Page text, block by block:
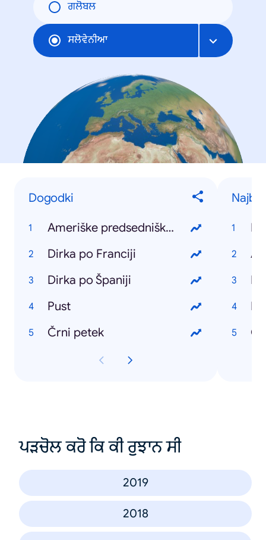
ਗਲੋਬਲ
ਸਲੋਵੇਨੀਆ
Dogodki
Ameriške predsedniške volitve
Dirka po Franciji
Dirka po Španiji
Pust
Črni petek
ਪੜਚੋਲ ਕਰੋ ਕਿ ਕੀ ਰੁਝਾਨ ਸੀ
2019
2018